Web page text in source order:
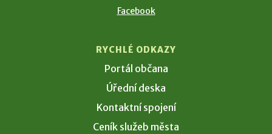
Facebook
RYCHLÉ ODKAZY
Portál občana
Úřední deska
Kontaktní spojení
Ceník služeb města